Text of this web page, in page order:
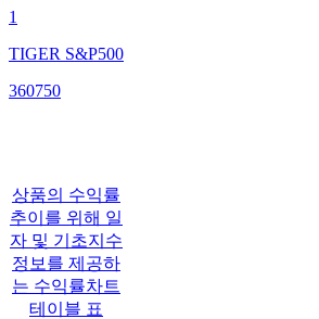
1
TIGER S&P500
360750
상품의 수익률
추이를 위해 일
자 및 기초지수
정보를 제공하
는 수익률차트
테이블 표